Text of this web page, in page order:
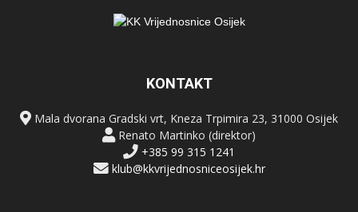
KONTAKT
Mala dvorana Gradski vrt, Kneza Trpimira 23, 31000 Osijek
Renato Martinko (direktor)
+385 99 315 1241
klub@kkvrijednosniceosijek.hr